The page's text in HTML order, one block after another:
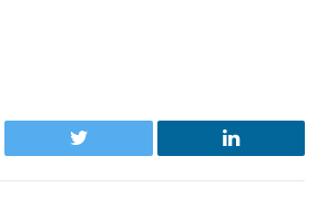
Twitter LinkedIn